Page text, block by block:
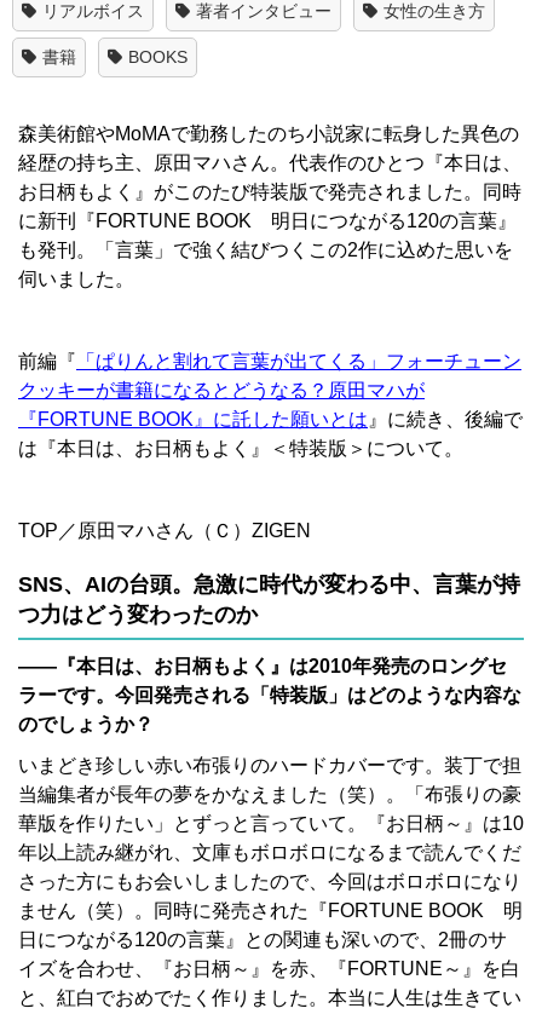
リアルボイス 著者インタビュー 女性の生き方
書籍 BOOKS
森美術館やMoMAで勤務したのち小説家に転身した異色の
経歴の持ち主、原田マハさん。代表作のひとつ『本日は、
お日柄もよく』がこのたび特装版で発売されました。同時
に新刊 『FORTUNE BOOK 明日につながる120の言葉』
も発刊。「言葉」で強く結びつくこの2作に込めた思いを
伺いました。
前編『 「ぱりんと割れて言葉が出てくる」フォーチューン
クッキーが書籍になるとどうなる？原田マハが
『FORTUNE BOOK』に託した願いとは 』に続き、後編で
は『本日は、お日柄もよく』＜特装版＞について。
TOP／原田マハさん （Ｃ）ZIGEN
SNS、AIの台頭。急激に時代が変わる中、言葉が持
つ力はどう変わったのか
――『本日は、お日柄もよく』は2010年発売のロングセ
ラーです。今回発売される「特装版」はどのような内容な
のでしょうか？
いまどき珍しい赤い布張りのハードカバーです。装丁で担
当編集者が長年の夢をかなえました（笑）。「布張りの豪
華版を作りたい」とずっと言っていて。『お日柄～』は10
年以上読み継がれ、文庫もボロボロになるまで読んでくだ
さった方にもお会いしましたので、今回はボロボロになり
ません（笑）。同時に発売された『FORTUNE BOOK 明
日につながる120の言葉』との関連も深いので、2冊のサ
イズを合わせ、『お日柄～』を赤、『FORTUNE～』を白
と、紅白でおめでたく作りました。本当に人生は生きてい